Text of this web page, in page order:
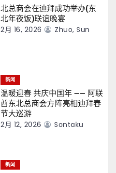
北总商会在迪拜成功举办(东
北年夜饭)联谊晚宴
2月 16, 2026 Zhuo, Sun
新闻
温暖迎春 共庆中国年 —— 阿联
酋东北总商会方阵亮相迪拜春
节大巡游
2月 12, 2026 Sontaku
新闻